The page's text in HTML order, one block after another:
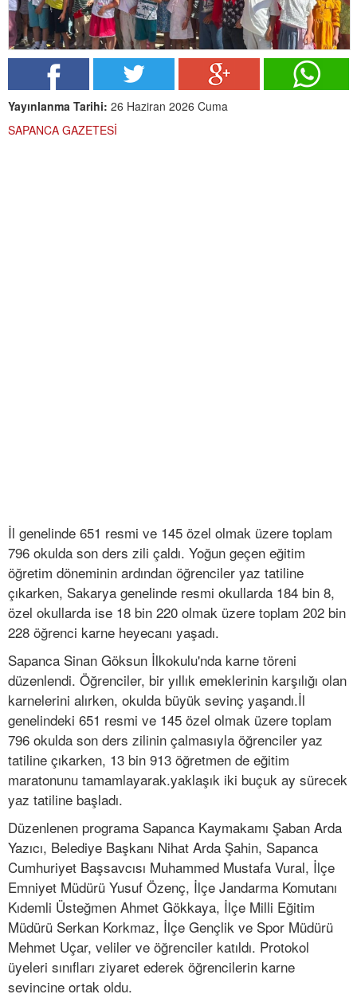
Yayınlanma Tarihi: 26 Haziran 2026 Cuma
SAPANCA GAZETESİ
İl genelinde 651 resmi ve 145 özel olmak üzere toplam
796 okulda son ders zili çaldı. Yoğun geçen eğitim
öğretim döneminin ardından öğrenciler yaz tatiline
çıkarken, Sakarya genelinde resmi okullarda 184 bin 8,
özel okullarda ise 18 bin 220 olmak üzere toplam 202 bin
228 öğrenci karne heyecanı yaşadı.
Sapanca Sinan Göksun İlkokulu'nda karne töreni
düzenlendi. Öğrenciler, bir yıllık emeklerinin karşılığı olan
karnelerini alırken, okulda büyük sevinç yaşandı.İl
genelindeki 651 resmi ve 145 özel olmak üzere toplam
796 okulda son ders zilinin çalmasıyla öğrenciler yaz
tatiline çıkarken, 13 bin 913 öğretmen de eğitim
maratonunu tamamlayarak.yaklaşık iki buçuk ay sürecek
yaz tatiline başladı.
Düzenlenen programa Sapanca Kaymakamı Şaban Arda
Yazıcı, Belediye Başkanı Nihat Arda Şahin, Sapanca
Cumhuriyet Başsavcısı Muhammed Mustafa Vural, İlçe
Emniyet Müdürü Yusuf Özenç, İlçe Jandarma Komutanı
Kıdemli Üsteğmen Ahmet Gökkaya, İlçe Milli Eğitim
Müdürü Serkan Korkmaz, İlçe Gençlik ve Spor Müdürü
Mehmet Uçar, veliler ve öğrenciler katıldı. Protokol
üyeleri sınıfları ziyaret ederek öğrencilerin karne
sevincine ortak oldu.